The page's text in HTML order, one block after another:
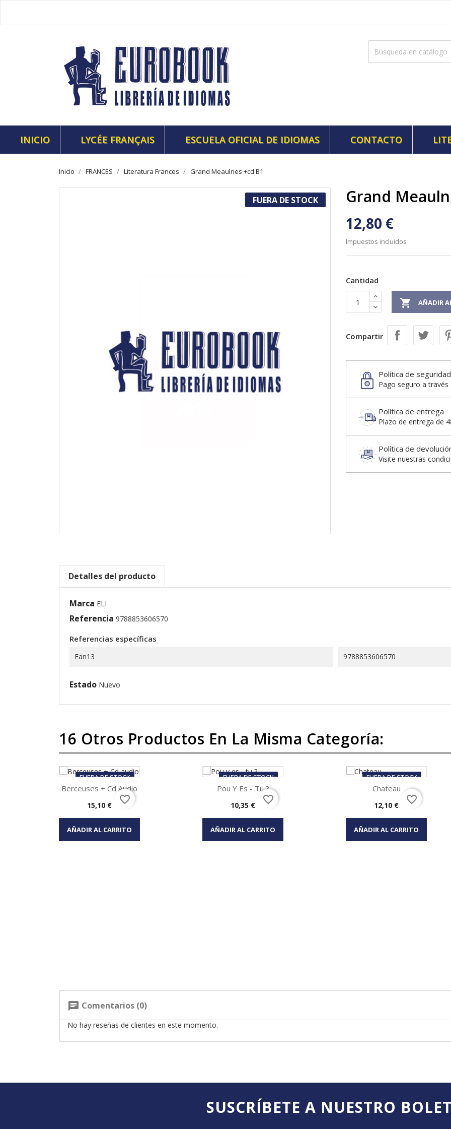
INICIO LYCÉE FRANÇAIS ESCUELA OFICIAL DE IDIOMAS CONTACTO
Inicio FRANCES Literatura Frances Grand Meaulnes +cd B1
FUERA DE STOCK Grand
12,80 €
Impuestos incluidos
Cantidad
 AÑADIR
Compartir
Política de seguridad
Pago seguro a través
Política de entrega
Plazo de entrega de
Política de
Visite nuestras
Detalles del producto
Marca ELI
Referencia 9788853606570
Referencias específicas
Ean13 9788853606570
Estado Nuevo
16 Otros Productos En La Misma Categoría:
FUERA DE STOCK
Vista rápida
Berceuses + Cd Audio
Precio
15,10 €
AÑADIR AL CARRITO
favorite_border
FUERA DE STOCK
Vista rápida
Pou Y Es - Tu ?
Precio
10,35 €
AÑADIR AL CARRITO
favorite_border
FUERA DE STOCK
Vista rápida
Chateau
Precio
12,10 €
AÑADIR AL CARRITO
favorite_border
chat Comentarios (0)
No hay reseñas de clientes en este momento.
SUSCRÍBETE A NUESTRO